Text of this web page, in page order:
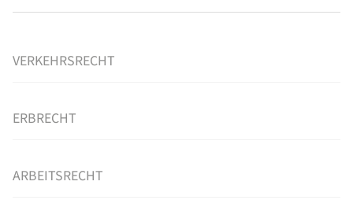
VERKEHRSRECHT
ERBRECHT
ARBEITSRECHT